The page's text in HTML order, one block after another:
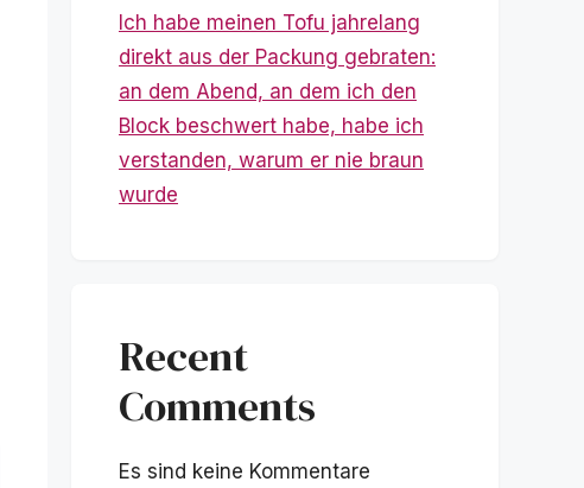
Ich habe meinen Tofu jahrelang
direkt aus der Packung gebraten:
an dem Abend, an dem ich den
Block beschwert habe, habe ich
verstanden, warum er nie braun
wurde
Recent
Comments
Es sind keine Kommentare